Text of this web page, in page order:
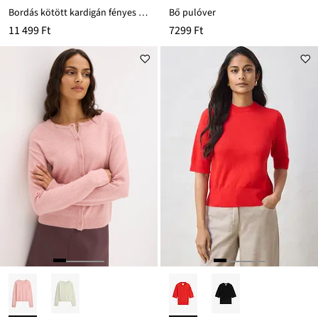
Bordás kötött kardigán fényes hatással
11 499 Ft
Bő pulóver
7299 Ft